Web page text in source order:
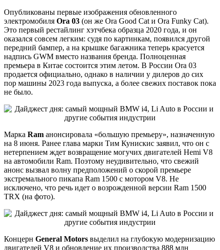
Опубликованы первые изображения обновленного
электромобиля Ora 03 (он же Ora Good Cat и Ora Funky Cat).
Это первый рестайлинг хэтчбека образца 2020 года, и он
оказался совсем легким: судя по картинкам, появился другой
передний бампер, а на крышке багажника теперь красуется
надпись GWM вместо названия бренда. Полноценная
премьера в Китае состоится этим летом. В России Ora 03
продается официально, однако в наличии у дилеров до сих
пор машины 2023 года выпуска, а более свежих поставок пока
не было.
Марка Ram анонсировала «большую премьеру», назначенную
на 8 июня. Ранее глава марки Тим Кунискис заявил, что он с
нетерпением ждет возвращение могучих двигателей Hemi V8
на автомобили Ram. Поэтому неудивительно, что свежий
анонс вызвал волну предположений о скорой премьере
экстремального пикапа Ram 1500 с мотором V8. Не
исключено, что речь идет о возрожденной версии Ram 1500
TRX (на фото).
Концерн General Motors выделил на глубокую модернизацию
двигателей V8 и обновление их производства 888 млн